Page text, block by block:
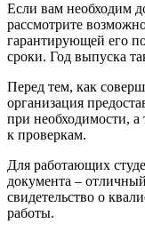
Если вам необходим
рассмотрите
гарантирующей его
сроки. Год выпуска
Перед тем, как
организация
при необходимости, а
к проверкам.
Для работающих
документа –
свидетельство о
работы.